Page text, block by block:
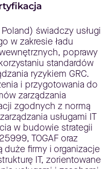
świadczy usługi
w zakresie ładu
poprawy
standardów
ryzykiem GRC.
i przygotowania do
zarządzania
zgodnych z normą
usługami IT
w budowie strategii
TOGAF oraz
duże firmy i organizacje
IT, zorientowane